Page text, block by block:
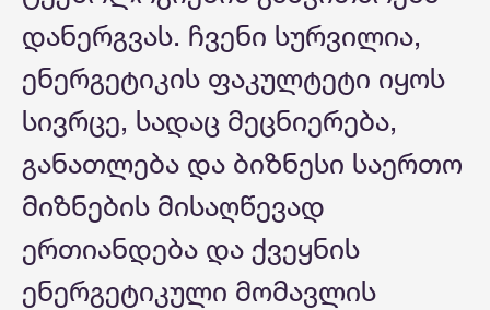
დანერგვას. ჩვენი სურვილია,
ენერგეტიკის ფაკულტეტი იყოს
სივრცე, სადაც მეცნიერება,
განათლება და ბიზნესი საერთო
მიზნების მისაღწევად
ერთიანდება და ქვეყნის
ენერგეტიკული მომავლის